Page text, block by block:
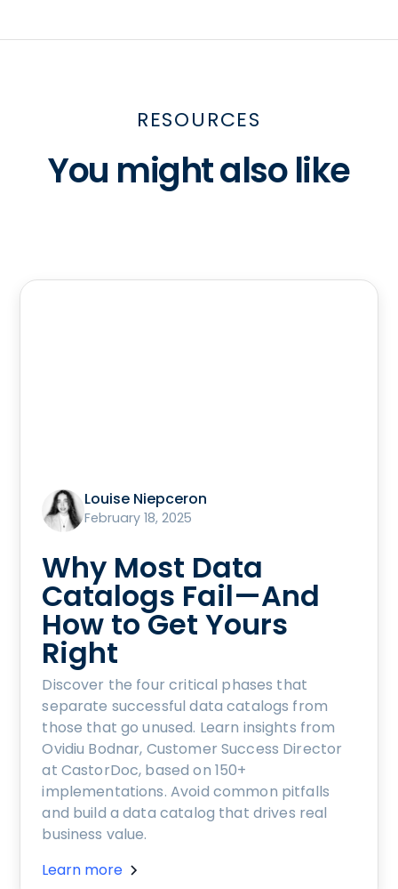
RESOURCES
You might also like
Louise Niepceron
February 18, 2025
Why Most Data
Catalogs Fail—And
How to Get Yours
Right
Discover the four critical phases that
separate successful data catalogs from
those that go unused. Learn insights from
Ovidiu Bodnar, Customer Success Director
at CastorDoc, based on 150+
implementations. Avoid common pitfalls
and build a data catalog that drives real
business value.
Learn more